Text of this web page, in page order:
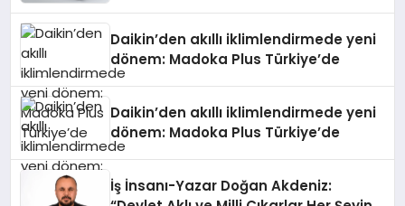
Daikin’den akıllı iklimlendirmede yeni
dönem: Madoka Plus Türkiye’de
Daikin’den akıllı iklimlendirmede yeni
dönem: Madoka Plus Türkiye’de
İş İnsanı-Yazar Doğan Akdeniz: